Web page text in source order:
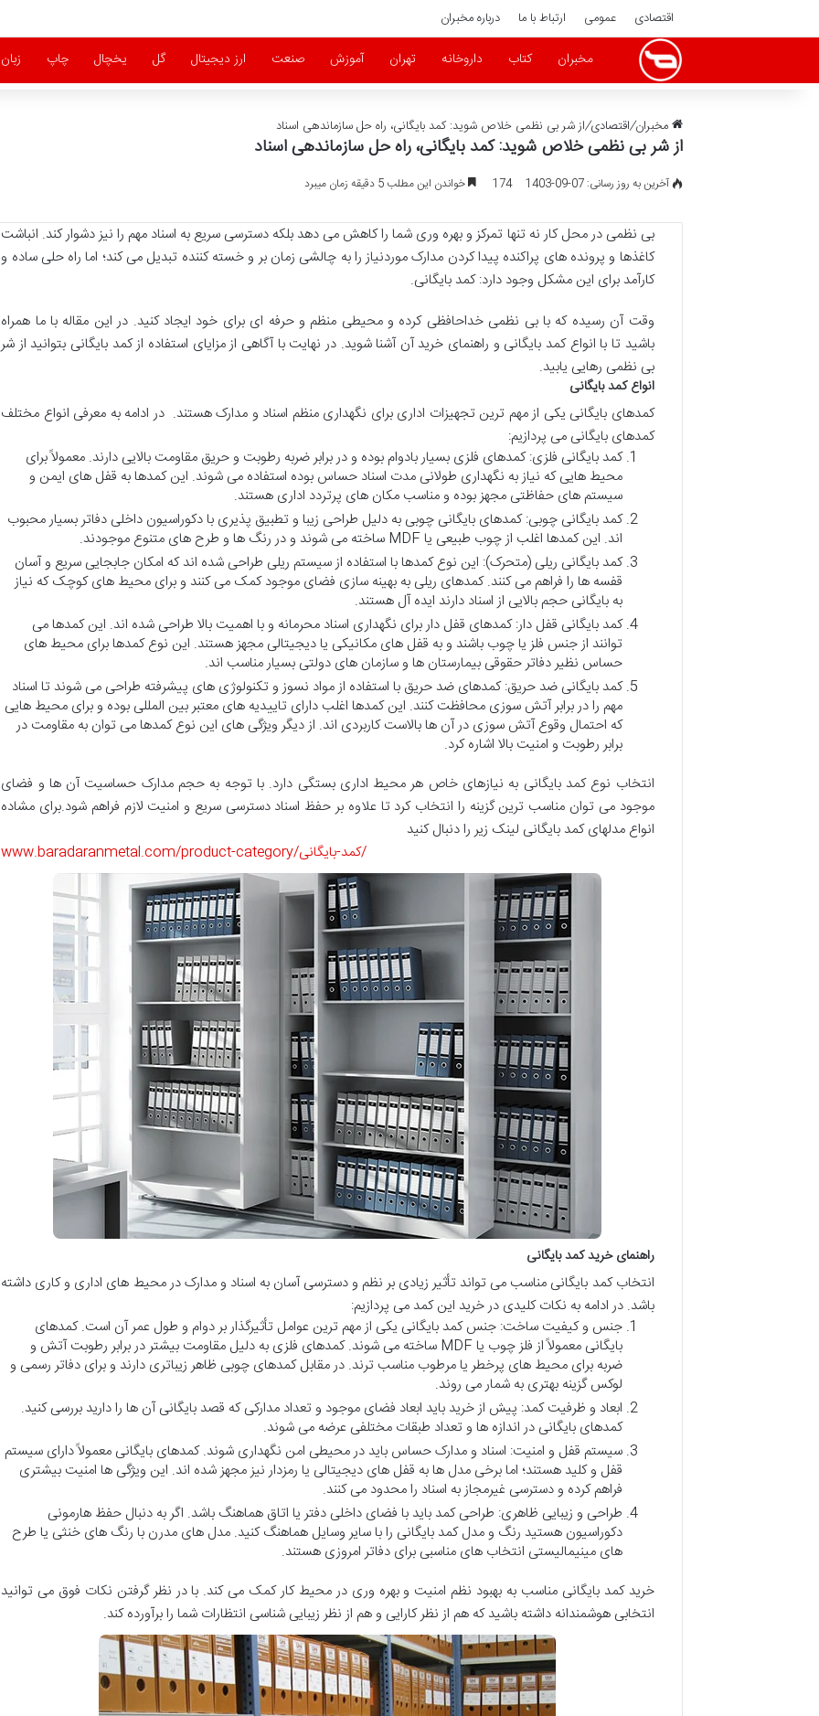
اقتصادی عمومی ارتباط با ما درباره مخبران
مخبران کتاب داروخانه تهران آموزش صنعت ارز دیجیتال گل یخچال چاپ زبان
مخبران/اقتصادی/از شر بی نظمی خلاص شوید: کمد بایگانی، راه حل سازماندهی اسناد
از شر بی نظمی خلاص شوید: کمد بایگانی، راه حل سازماندهی اسناد
آخرین به روز رسانی: 07-09-1403 174 خواندن این مطلب 5 دقیقه زمان میبرد
بی نظمی در محل کار نه تنها تمرکز و بهره وری شما را کاهش می دهد بلکه دسترسی سریع به اسناد مهم را نیز دشوار کند. انباشت
کاغذها و پرونده های پراکنده پیدا کردن مدارک موردنیاز را به چالشی زمان بر و خسته کننده تبدیل می کند؛ اما راه حلی ساده و
کارآمد برای این مشکل وجود دارد: کمد بایگانی.
وقت آن رسیده که با بی نظمی خداحافظی کرده و محیطی منظم و حرفه ای برای خود ایجاد کنید. در این مقاله با ما همراه
باشید تا با انواع کمد بایگانی و راهنمای خرید آن آشنا شوید. در نهایت با آگاهی از مزایای استفاده از کمد بایگانی بتوانید از شر
بی نظمی رهایی یابید.
انواع کمد بایگانی
کمدهای بایگانی یکی از مهم ترین تجهیزات اداری برای نگهداری منظم اسناد و مدارک هستند. در ادامه به معرفی انواع مختلف
کمدهای بایگانی می پردازیم:
کمد بایگانی فلزی: کمدهای فلزی بسیار بادوام بوده و در برابر ضربه رطوبت و حریق مقاومت بالایی دارند. معمولاً برای
محیط هایی که نیاز به نگهداری طولانی مدت اسناد حساس بوده استفاده می شوند. این کمدها به قفل های ایمن و
سیستم های حفاظتی مجهز بوده و مناسب مکان های پرتردد اداری هستند.
کمد بایگانی چوبی: کمدهای بایگانی چوبی به دلیل طراحی زیبا و تطبیق پذیری با دکوراسیون داخلی دفاتر بسیار محبوب
اند. این کمدها اغلب از چوب طبیعی یا MDF ساخته می شوند و در رنگ ها و طرح های متنوع موجودند.
کمد بایگانی ریلی (متحرک): این نوع کمدها با استفاده از سیستم ریلی طراحی شده اند که امکان جابجایی سریع و آسان
قفسه ها را فراهم می کنند. کمدهای ریلی به بهینه سازی فضای موجود کمک می کنند و برای محیط های کوچک که نیاز
به بایگانی حجم بالایی از اسناد دارند ایده آل هستند.
کمد بایگانی قفل دار: کمدهای قفل دار برای نگهداری اسناد محرمانه و با اهمیت بالا طراحی شده اند. این کمدها می
توانند از جنس فلز یا چوب باشند و به قفل های مکانیکی یا دیجیتالی مجهز هستند. این نوع کمدها برای محیط های
حساس نظیر دفاتر حقوقی بیمارستان ها و سازمان های دولتی بسیار مناسب اند.
کمد بایگانی ضد حریق: کمدهای ضد حریق با استفاده از مواد نسوز و تکنولوژی های پیشرفته طراحی می شوند تا اسناد
مهم را در برابر آتش سوزی محافظت کنند. این کمدها اغلب دارای تاییدیه های معتبر بین المللی بوده و برای محیط هایی
که احتمال وقوع آتش سوزی در آن ها بالاست کاربردی اند. از دیگر ویژگی های این نوع کمدها می توان به مقاومت در
برابر رطوبت و امنیت بالا اشاره کرد.
انتخاب نوع کمد بایگانی به نیازهای خاص هر محیط اداری بستگی دارد. با توجه به حجم مدارک حساسیت آن ها و فضای
موجود می توان مناسب ترین گزینه را انتخاب کرد تا علاوه بر حفظ اسناد دسترسی سریع و امنیت لازم فراهم شود.برای مشاده
انواع مدلهای کمد بایگانی لینک زیر را دنبال کنید
www.baradaranmetal.com/product-category/کمد-بایگانی/
راهنمای خرید کمد بایگانی
انتخاب کمد بایگانی مناسب می تواند تأثیر زیادی بر نظم و دسترسی آسان به اسناد و مدارک در محیط های اداری و کاری داشته
باشد. در ادامه به نکات کلیدی در خرید این کمد می پردازیم:
جنس و کیفیت ساخت: جنس کمد بایگانی یکی از مهم ترین عوامل تأثیرگذار بر دوام و طول عمر آن است. کمدهای
بایگانی معمولاً از فلز چوب یا MDF ساخته می شوند. کمدهای فلزی به دلیل مقاومت بیشتر در برابر رطوبت آتش و
ضربه برای محیط های پرخطر یا مرطوب مناسب ترند. در مقابل کمدهای چوبی ظاهر زیباتری دارند و برای دفاتر رسمی و
لوکس گزینه بهتری به شمار می روند.
ابعاد و ظرفیت کمد: پیش از خرید باید ابعاد فضای موجود و تعداد مدارکی که قصد بایگانی آن ها را دارید بررسی کنید.
کمدهای بایگانی در اندازه ها و تعداد طبقات مختلفی عرضه می شوند.
سیستم قفل و امنیت: اسناد و مدارک حساس باید در محیطی امن نگهداری شوند. کمدهای بایگانی معمولاً دارای سیستم
قفل و کلید هستند؛ اما برخی مدل ها به قفل های دیجیتالی یا رمزدار نیز مجهز شده اند. این ویژگی ها امنیت بیشتری
فراهم کرده و دسترسی غیرمجاز به اسناد را محدود می کنند.
طراحی و زیبایی ظاهری: طراحی کمد باید با فضای داخلی دفتر یا اتاق هماهنگ باشد. اگر به دنبال حفظ هارمونی
دکوراسیون هستید رنگ و مدل کمد بایگانی را با سایر وسایل هماهنگ کنید. مدل های مدرن با رنگ های خنثی یا طرح
های مینیمالیستی انتخاب های مناسبی برای دفاتر امروزی هستند.
خرید کمد بایگانی مناسب به بهبود نظم امنیت و بهره وری در محیط کار کمک می کند. با در نظر گرفتن نکات فوق می توانید
انتخابی هوشمندانه داشته باشید که هم از نظر کارایی و هم از نظر زیبایی شناسی انتظارات شما را برآورده کند.